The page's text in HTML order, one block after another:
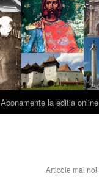
Abonamente la editia online
Articole mai noi